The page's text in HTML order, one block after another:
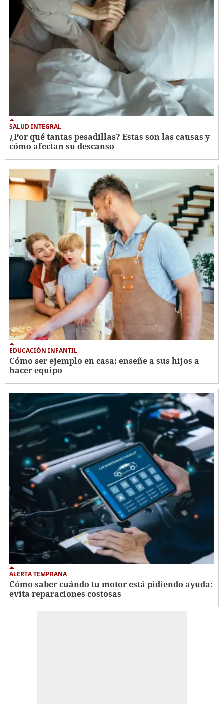
SALUD INTEGRAL
¿Por qué tantas pesadillas? Estas son las causas y
cómo afectan su descanso
EDUCACIÓN INFANTIL
Cómo ser ejemplo en casa: enseñe a sus hijos a
hacer equipo
ALERTA TEMPRANA
Cómo saber cuándo tu motor está pidiendo ayuda:
evita reparaciones costosas